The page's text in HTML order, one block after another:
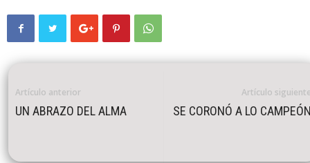
Artículo anterior
UN ABRAZO DEL ALMA
Artículo
SE CORONÓ A LO